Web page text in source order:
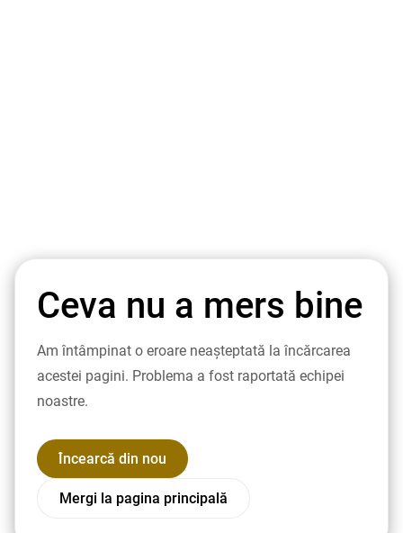
Ceva nu a mers bine
Am întâmpinat o eroare neașteptată la încărcarea
acestei pagini. Problema a fost raportată echipei
noastre.
Încearcă din nou
Mergi la pagina principală